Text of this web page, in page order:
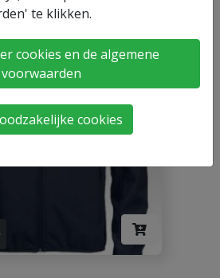
te klikken.
cookies en de algemene
voorwaarden
cookies
JoolS Maat
M